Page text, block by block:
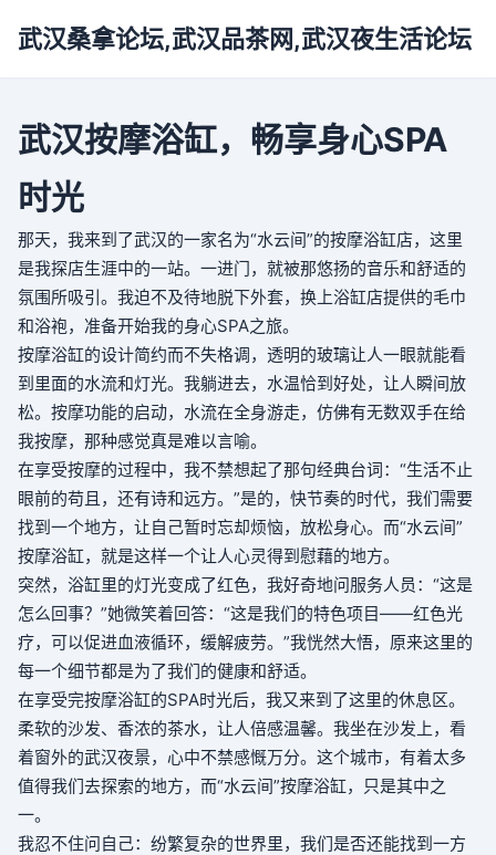
武汉桑拿论坛,武汉品茶网,武汉夜生活论坛
武汉按摩浴缸，畅享身心SPA
时光
那天，我来到了武汉的一家名为“水云间”的按摩浴缸店，这里
是我探店生涯中的一站。一进门，就被那悠扬的音乐和舒适的
氛围所吸引。我迫不及待地脱下外套，换上浴缸店提供的毛巾
和浴袍，准备开始我的身心SPA之旅。
按摩浴缸的设计简约而不失格调，透明的玻璃让人一眼就能看
到里面的水流和灯光。我躺进去，水温恰到好处，让人瞬间放
松。按摩功能的启动，水流在全身游走，仿佛有无数双手在给
我按摩，那种感觉真是难以言喻。
在享受按摩的过程中，我不禁想起了那句经典台词：“生活不止
眼前的苟且，还有诗和远方。”是的，快节奏的时代，我们需要
找到一个地方，让自己暂时忘却烦恼，放松身心。而“水云间”
按摩浴缸，就是这样一个让人心灵得到慰藉的地方。
突然，浴缸里的灯光变成了红色，我好奇地问服务人员：“这是
怎么回事？”她微笑着回答：“这是我们的特色项目——红色光
疗，可以促进血液循环，缓解疲劳。”我恍然大悟，原来这里的
每一个细节都是为了我们的健康和舒适。
在享受完按摩浴缸的SPA时光后，我又来到了这里的休息区。
柔软的沙发、香浓的茶水，让人倍感温馨。我坐在沙发上，看
着窗外的武汉夜景，心中不禁感慨万分。这个城市，有着太多
值得我们去探索的地方，而“水云间”按摩浴缸，只是其中之
一。
我忍不住问自己：纷繁复杂的世界里，我们是否还能找到一方